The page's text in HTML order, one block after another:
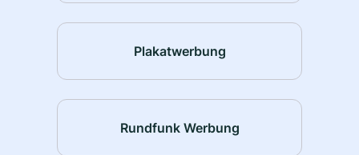
Plakatwerbung
Rundfunk Werbung